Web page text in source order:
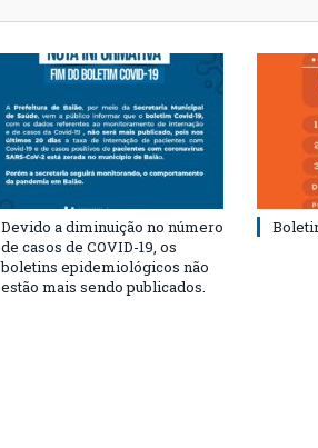
Devido a diminuição no número
de casos de COVID-19, os
boletins epidemiológicos não
estão mais sendo publicados.